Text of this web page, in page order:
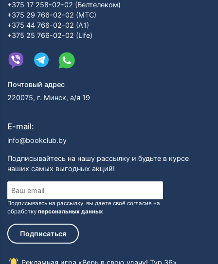
+375 17 258-02-02 (Белтелеком)
+375 29 766-02-02 (МТС)
+375 44 766-02-02 (А1)
+375 25 766-02-02 (Life)
Почтовый адрес
220075, г. Минск, а/я 19
E-mail:
info@bookclub.by
Подписывайтесь на нашу рассылку и будьте в курсе
наших самых выгодных акций!
Подписываясь на рассылку, вы даете своё согласие на
обработку персональных данных
Подписаться